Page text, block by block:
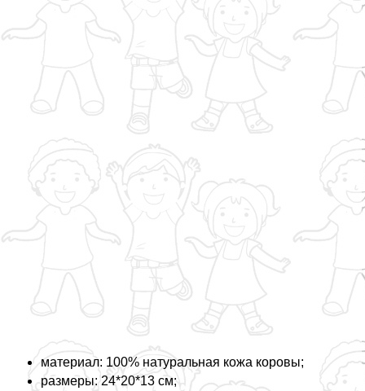
материал: 100% натуральная кожа коровы;
размеры: 24*20*13 см;